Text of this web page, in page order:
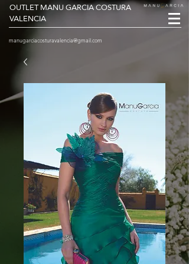
OUTLET MANU GARCIA COSTURA
VALENCIA
manugarciacosturavalencia@gmail.com